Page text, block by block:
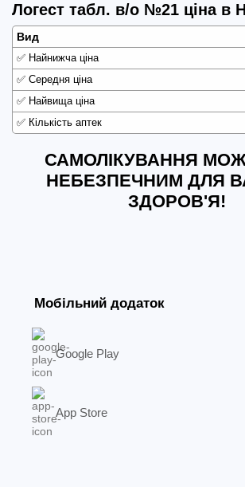
Логест табл. в/о №21 ціна в
Вид
✅ Найнижча ціна
✅ Середня ціна
✅ Найвища ціна
✅ Кількість аптек
САМОЛІКУВАННЯ
НЕБЕЗПЕЧНИМ ДЛЯ
ЗДОРОВ'Я!
Мобільний додаток
Google Play
App Store